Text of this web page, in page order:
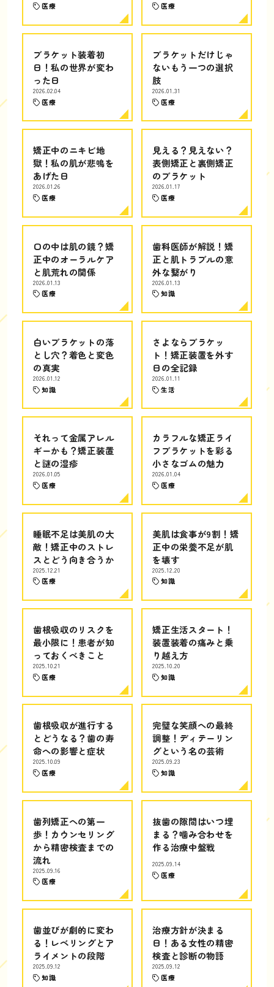
医療 医療
ブラケット装着初
日！私の世界が変わ
った日
2026.02.04
医療
ブラケットだけじゃ
ないもう一つの選択
肢
2026.01.31
医療
矯正中のニキビ地
獄！私の肌が悲鳴を
あげた日
2026.01.26
医療
見える？見えない？
表側矯正と裏側矯正
のブラケット
2026.01.17
医療
口の中は肌の鏡？矯
正中のオーラルケア
と肌荒れの関係
2026.01.13
医療
歯科医師が解説！矯
正と肌トラブルの意
外な繋がり
2026.01.13
知識
白いブラケットの落
とし穴？着色と変色
の真実
2026.01.12
知識
さよならブラケッ
ト！矯正装置を外す
日の全記録
2026.01.11
生活
それって金属アレル
ギーかも？矯正装置
と謎の湿疹
2026.01.05
医療
カラフルな矯正ライ
フブラケットを彩る
小さなゴムの魅力
2026.01.04
医療
睡眠不足は美肌の大
敵！矯正中のストレ
スとどう向き合うか
2025.12.21
医療
美肌は食事が9割！矯
正中の栄養不足が肌
を壊す
2025.12.20
知識
歯根吸収のリスクを
最小限に！患者が知
っておくべきこと
2025.10.21
医療
矯正生活スタート！
装置装着の痛みと乗
り越え方
2025.10.20
知識
歯根吸収が進行する
とどうなる？歯の寿
命への影響と症状
2025.10.09
医療
完璧な笑顔への最終
調整！ディテーリン
グという名の芸術
2025.09.23
知識
歯列矯正への第一
歩！カウンセリング
から精密検査までの
流れ
2025.09.16
医療
抜歯の隙間はいつ埋
まる？噛み合わせを
作る治療中盤戦
2025.09.14
医療
歯並びが劇的に変わ
る！レベリングとア
ライメントの段階
2025.09.12
知識
治療方針が決まる
日！ある女性の精密
検査と診断の物語
2025.09.12
医療